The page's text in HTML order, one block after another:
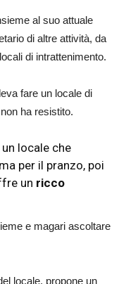
al suo attuale
di altre attività, da
di intrattenimento.
fare un locale di
ha resistito.
locale che
per il pranzo, poi
un ricco
e magari ascoltare
locale, propone un